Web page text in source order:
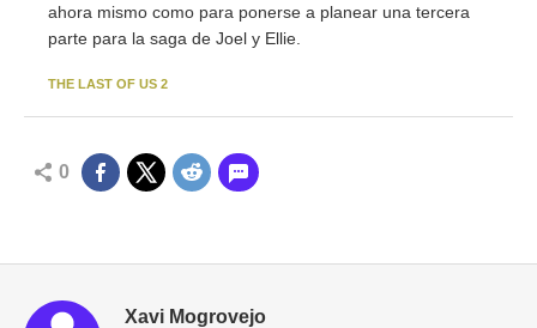
ahora mismo como para ponerse a planear una tercera
parte para la saga de Joel y Ellie.
THE LAST OF US 2
0
Xavi Mogrovejo